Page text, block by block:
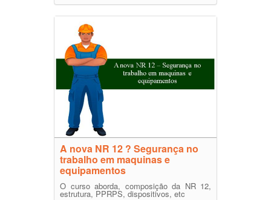
A nova NR 12 ? Segurança no
trabalho em maquinas e
equipamentos
O curso aborda, composição da NR 12,
estrutura, PPRPS, dispositivos, etc